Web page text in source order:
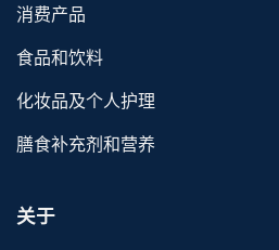
消费产品
食品和饮料
化妆品及个人护理
膳食补充剂和营养
关于